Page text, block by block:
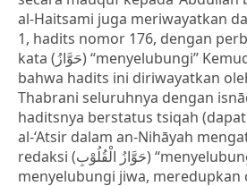
al-Haitsami juga meriwayatkan
1, hadits nomor 176, dengan
kata (حَوَّازُ) “menyelubungi” Kemudian dikatakan,
bahwa hadits ini diriwayatkan
Thabrani seluruhnya dengan
haditsnya berstatus tsiqah
al-‘Atsir dalam an-Nihāyah
redaksi (حَوَّازُ الْقُلُوْبِ) “menyelubungi jiwa” atau
menyelubungi jiwa, meredupkan